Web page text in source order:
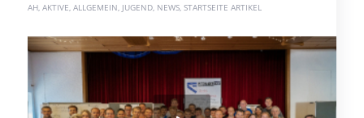
AH, AKTIVE ALLGEMEIN JUGEND, NEWS, STARTSEITE ARTIKEL